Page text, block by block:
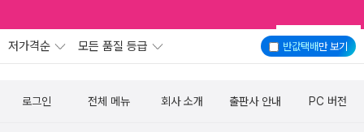
반값택배만 보기
저가격순 모든 품질 등급
로그인 전체 메뉴 회사 소개 출판사 안내 PC 버전